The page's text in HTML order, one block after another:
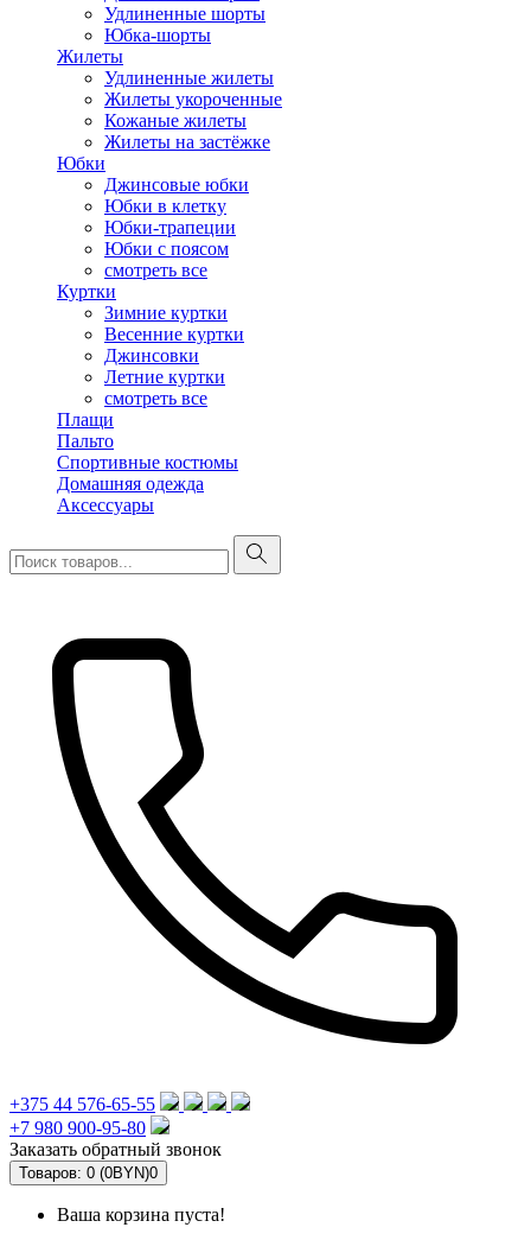
Удлиненные шорты
Юбка-шорты
Жилеты
Удлиненные жилеты
Жилеты укороченные
Кожаные жилеты
Жилеты на застёжке
Юбки
Джинсовые юбки
Юбки в клетку
Юбки-трапеции
Юбки с поясом
смотреть все
Куртки
Зимние куртки
Весенние куртки
Джинсовки
Летние куртки
смотреть все
Плащи
Пальто
Спортивные костюмы
Домашняя одежда
Аксессуары
+375 44 576-65-55
+7 980 900-95-80
Заказать обратный звонок
Товаров: 0 (0BYN)0
Ваша корзина пуста!